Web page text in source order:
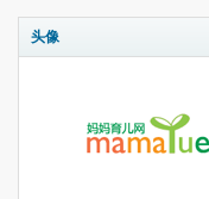
头像